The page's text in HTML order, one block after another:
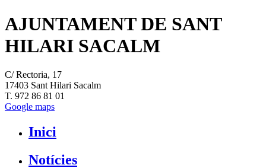
AJUNTAMENT DE SANT
HILARI SACALM
C/ Rectoria, 17
17403 Sant Hilari Sacalm
T. 972 86 81 01
Google maps
Inici
Notícies